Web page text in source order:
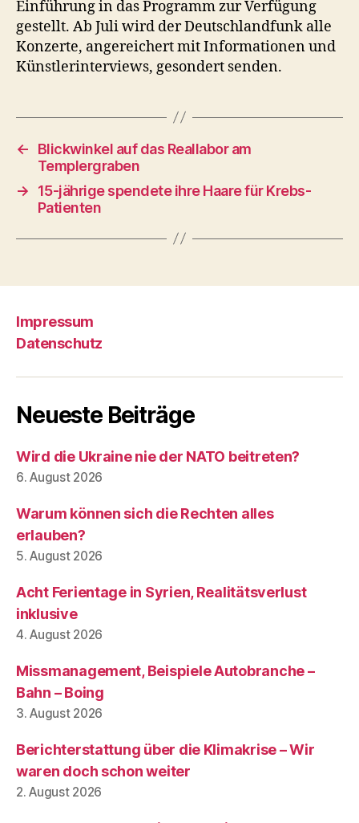
Einführung in das Programm zur Verfügung
gestellt. Ab Juli wird der Deutschlandfunk alle
Konzerte, angereichert mit Informationen und
Künstlerinterviews, gesondert senden.
←
Blickwinkel auf das Reallabor am
Templergraben
→
15-jährige spendete ihre Haare für Krebs-
Patienten
Impressum
Datenschutz
Neueste Beiträge
Wird die Ukraine nie der NATO beitreten?
6. August 2026
Warum können sich die Rechten alles
erlauben?
5. August 2026
Acht Ferientage in Syrien, Realitätsverlust
inklusive
4. August 2026
Missmanagement, Beispiele Autobranche –
Bahn – Boing
3. August 2026
Berichterstattung über die Klimakrise – Wir
waren doch schon weiter
2. August 2026